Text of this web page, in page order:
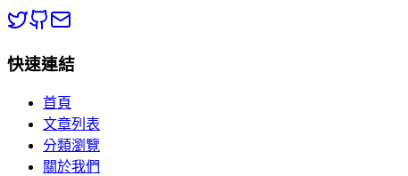
快速連結
首頁
文章列表
分類瀏覽
關於我們